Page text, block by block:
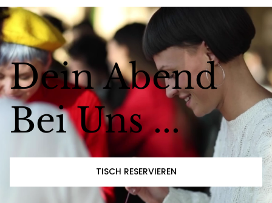
Dein Abend
Bei Uns ...
TISCH RESERVIEREN